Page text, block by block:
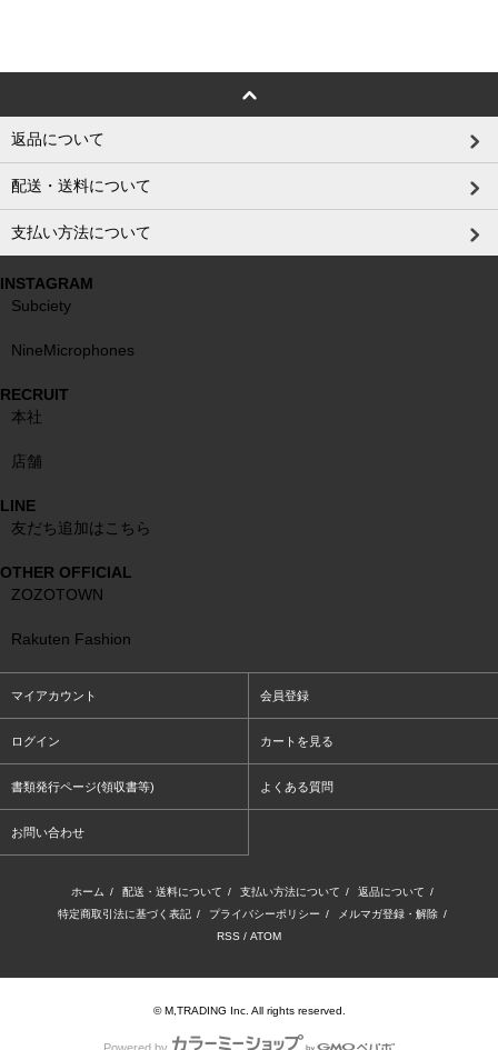
返品について
配送・送料について
支払い方法について
INSTAGRAM
Subciety
NineMicrophones
RECRUIT
本社
店舗
LINE
友だち追加はこちら
OTHER OFFICIAL
ZOZOTOWN
Rakuten Fashion
マイアカウント 会員登録
ログイン カートを見る
書類発行ページ(領収書等) よくある質問
お問い合わせ
ホーム / 配送・送料について / 支払い方法について / 返品について /
特定商取引法に基づく表記 / プライバシーポリシー / メルマガ登録・解除 /
RSS / ATOM
© M,TRADING Inc. All rights reserved.